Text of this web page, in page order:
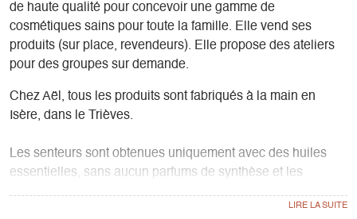
de haute qualité pour concevoir une gamme de
cosmétiques sains pour toute la famille. Elle vend ses
produits (sur place, revendeurs). Elle propose des ateliers
pour des groupes sur demande.
Chez Aël, tous les produits sont fabriqués à la main en
Isère, dans le Trièves.
Les senteurs sont obtenues uniquement avec des huiles
essentielles, sans aucun parfums de synthèse et les
couleurs avec des colorants d'origines végétales comme
des racines de plantes, du charbon végétal ou encore des